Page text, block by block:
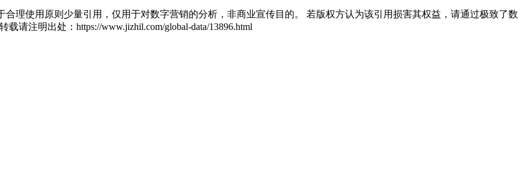
理使用原则少量引用，仅用于对数字营销的分析，非商业宣传目的。 若版权方认为该引用损害其权益，请通过极致了数
载请注明出处： https://www.jizhil.com/global-data/13896.html